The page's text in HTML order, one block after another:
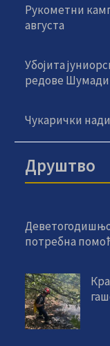
Рукометни
августа
Убојита
редове
Чукарички
Друштво
потребна